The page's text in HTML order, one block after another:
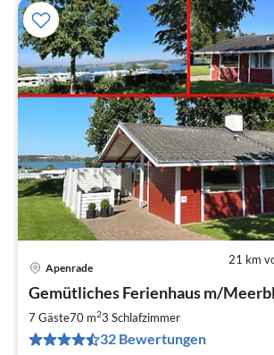
21 km
Apenrade
Gemütliches Ferienhaus m/
7 Gäste70 m23 Schlafzimmer
32 Bewertungen